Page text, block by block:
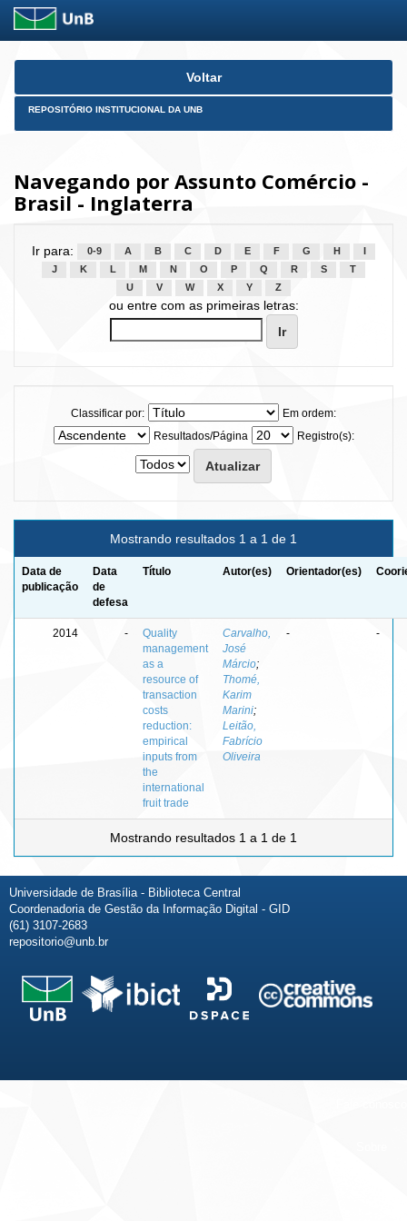
Skip
Voltar
REPOSITÓRIO INSTITUCIONAL DA UNB
Navegando por Assunto Comércio -
Brasil - Inglaterra
Ir para: 0-9 A B C D E F G H
J
K L M N O P Q R S
T
U
V W X Y Z
ou entre com as primeiras letras:
Classificar por:
Em ordem:
Resultados/Página
Registro(s):
Mostrando resultados 1 a 1 de 1
Data de
publicação
Data
de
defesa
Título Autor(es) Orientador(es)
2014 -
Quality
management
as a
resource of
transaction
costs
reduction:
empirical
inputs from
the
international
fruit trade
Carvalho,
José
Márcio;
Thomé,
Karim
Marini;
Leitão,
Fabrício
Oliveira
- -
Mostrando resultados 1 a 1 de 1
Universidade de Brasília - Biblioteca Central
Coordenadoria de Gestão da Informação Digital - GID
(61) 3107-2683
repositorio@unb.br